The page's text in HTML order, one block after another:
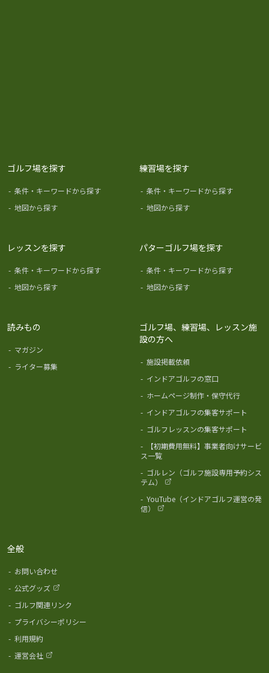
ゴルフ場を探す
- 条件・キーワードから探す
- 地図から探す
練習場を探す
- 条件・キーワードから探す
- 地図から探す
レッスンを探す
- 条件・キーワードから探す
- 地図から探す
パターゴルフ場を探す
- 条件・キーワードから探す
- 地図から探す
読みもの
- マガジン
- ライター募集
ゴルフ場、練習場、レッスン施
設の方へ
- 施設掲載依頼
- インドアゴルフの窓口
- ホームページ制作・保守代行
- インドアゴルフの集客サポート
- ゴルフレッスンの集客サポート
-
【初期費用無料】事業者向けサービ
ス一覧
- ゴルレン（ゴルフ施設専用予約シス
テム）
- YouTube（インドアゴルフ運営の発
信）
全般
- お問い合わせ
- 公式グッズ
- ゴルフ関連リンク
- プライバシーポリシー
- 利用規約
- 運営会社